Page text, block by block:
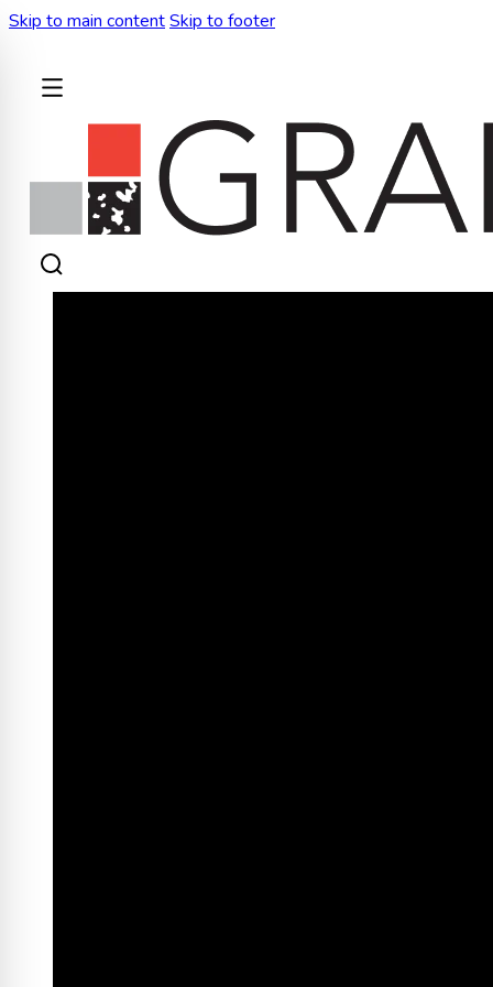
Skip to main contentSkip to footer
BACK